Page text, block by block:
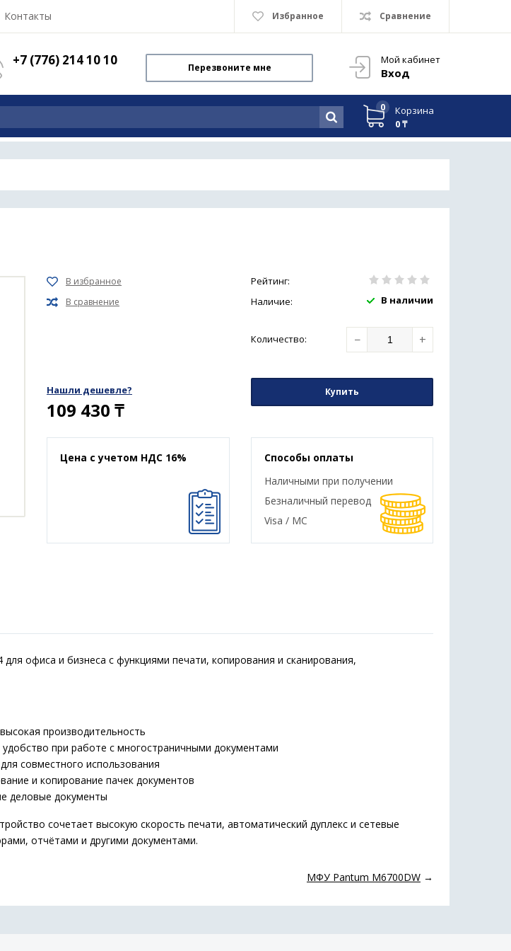
Контакты Избранное Сравнение
Мой кабинет
Вход
+7 (776) 214 10 10 Перезвоните мне
0
Корзина
0 ₸
Рейтинг:
Наличие:
В наличии
Количество: − +
Нашли дешевле?
109 430 ₸
Купить
Цена с учетом НДС 16%
Способы оплаты
Наличными при получении
Безналичный перевод
Visa / MC
офиса и бизнеса с функциями печати, копирования и сканирования,
производительность
при работе с многостраничными документами
совместного использования
и копирование пачек документов
деловые документы
сочетает высокую скорость печати, автоматический дуплекс и сетевые
отчётами и другими документами.
МФУ Pantum M6700DW →